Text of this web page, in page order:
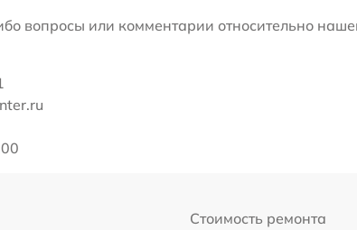
вопросы или комментарии относительно
Стоимость ремонта